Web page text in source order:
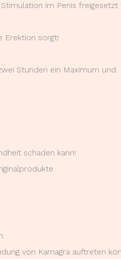
im Penis freigesetzt
Erektion sorgt!
Stunden ein Maximum und
schaden kann!
von Kamagra auftreten